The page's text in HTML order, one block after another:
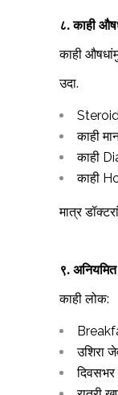
८. काही
काही
उदा.
काही
काही
काही
मात्र
९.
काही लोक:
उशिरा
दिवसभर